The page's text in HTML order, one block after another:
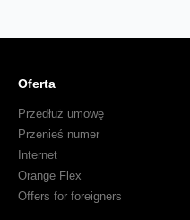
Oferta
Przedłuż umowę
Przenieś numer
Internet
Orange Flex
Offers for foreigners